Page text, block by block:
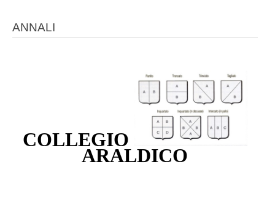
ANNALI
COLLEGIO
ARALDICO